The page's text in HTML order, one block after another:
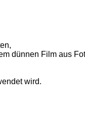
dünnen Film aus
wird.